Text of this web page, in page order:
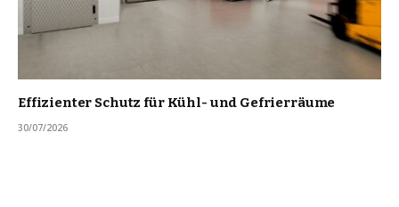
Effizienter Schutz für Kühl- und Gefrierräume
30/07/2026